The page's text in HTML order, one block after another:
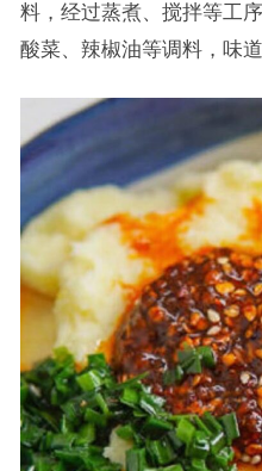
料，经过蒸煮、搅拌等工
酸菜、辣椒油等调料，味道